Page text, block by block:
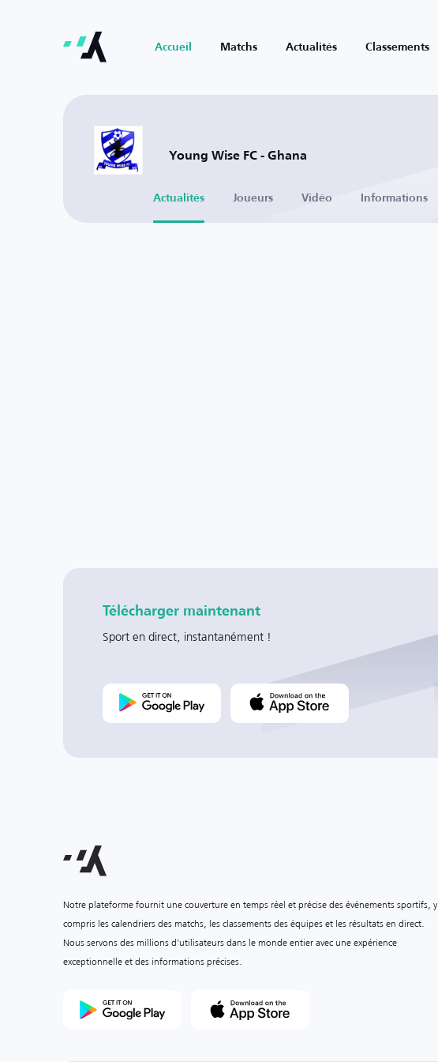
Accueil Matchs Actualités Classements
Young Wise FC - Ghana
Actualités Joueurs Vidéo Informations
Télécharger maintenant
Sport en direct, instantanément !
Notre plateforme fournit une couverture en temps réel et précise des événements sportifs, y
compris les calendriers des matchs, les classements des équipes et les résultats en direct.
Nous servons des millions d'utilisateurs dans le monde entier avec une expérience
exceptionnelle et des informations précises.